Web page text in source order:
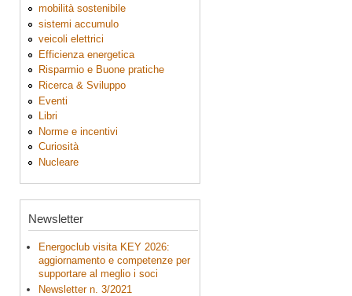
mobilità sostenibile
sistemi accumulo
veicoli elettrici
Efficienza energetica
Risparmio e Buone pratiche
Ricerca & Sviluppo
Eventi
Libri
Norme e incentivi
Curiosità
Nucleare
Newsletter
Energoclub visita KEY 2026:
aggiornamento e competenze per
supportare al meglio i soci
Newsletter n. 3/2021